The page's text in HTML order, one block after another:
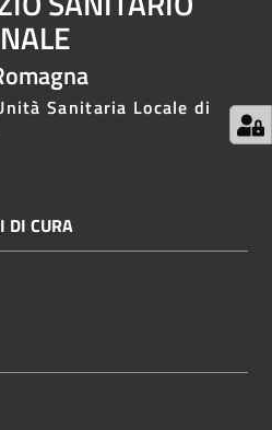
Sanitaria Locale di
DI CURA